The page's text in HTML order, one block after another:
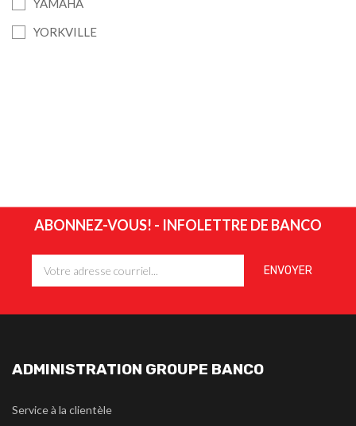
YORKVILLE
ABONNEZ-VOUS! - INFOLETTRE DE BANCO
ADMINISTRATION GROUPE BANCO
Service à la clientèle